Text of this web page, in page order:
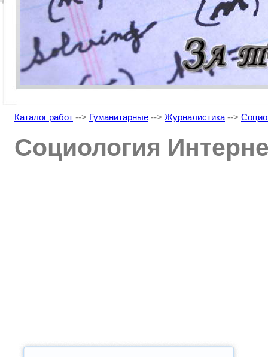
Каталог работ --> Гуманитарные --> Журналистика -->
Социология